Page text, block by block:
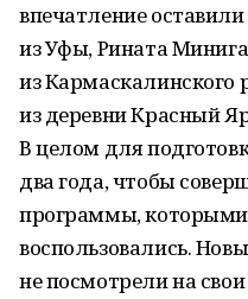
впечатление
из Уфы, Рината
из Кармаскалинского
из деревни Красный
В целом для
два года, чтобы
программы, которыми
воспользовались.
не посмотрели на